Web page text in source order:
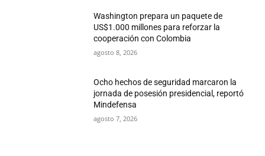
Washington prepara un paquete de
US$1.000 millones para reforzar la
cooperación con Colombia
agosto 8, 2026
Ocho hechos de seguridad marcaron la
jornada de posesión presidencial, reportó
Mindefensa
agosto 7, 2026